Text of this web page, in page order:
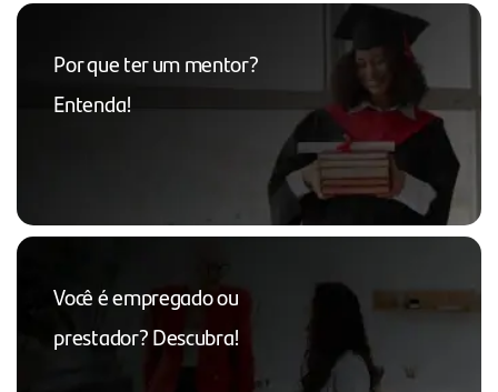
Por que ter um mentor?
Entenda!
Você é empregado ou
prestador? Descubra!